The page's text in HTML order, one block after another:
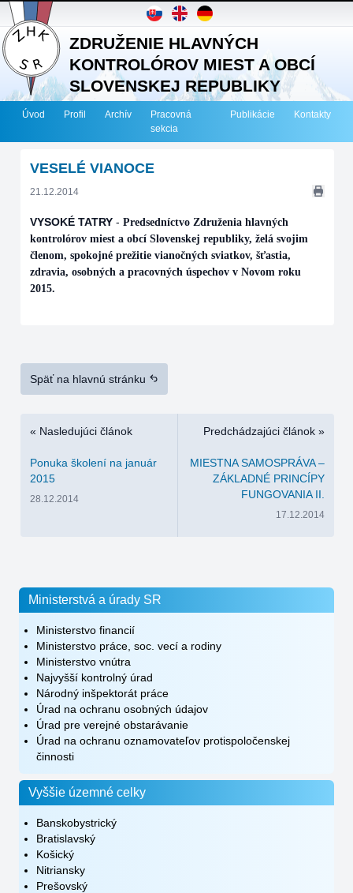
ZDRUŽENIE HLAVNÝCH
KONTROLÓROV MIEST A OBCÍ
SLOVENSKEJ REPUBLIKY
Úvod Profil Archív
Pracovná
sekcia
Publikácie Kontakty
Ministerstvá a úrady SR
Ministerstvo financií
Ministerstvo práce, soc. vecí a rodiny
Ministerstvo vnútra
Najvyšší kontrolný úrad
Národný inšpektorát práce
Úrad na ochranu osobných údajov
Úrad pre verejné obstarávanie
Úrad na ochranu oznamovateľov protispoločenskej
činnosti
Vyššie územné celky
Banskobystrický
Bratislavský
Košický
Nitriansky
Prešovský
VESELÉ VIANOCE
21.12.2014
VYSOKÉ TATRY - Predsedníctvo Združenia hlavných
kontrolórov miest a obcí Slovenskej republiky, želá svojim
členom, spokojné prežitie vianočných sviatkov, šťastia,
zdravia, osobných a pracovných úspechov v Novom roku
2015.
Späť na hlavnú stránku
« Nasledujúci článok
Ponuka školení na január
2015
28.12.2014
Predchádzajúci článok »
MIESTNA SAMOSPRÁVA –
ZÁKLADNÉ PRINCÍPY
FUNGOVANIA II.
17.12.2014